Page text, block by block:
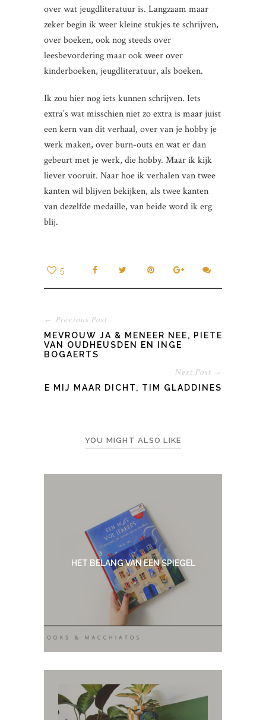
over wat jeugdliteratuur is. Langzaam maar
zeker begin ik weer kleine stukjes te schrijven,
over boeken, ook nog steeds over
leesbevordering maar ook weer over
kinderboeken, jeugdliteratuur, als boeken.
Ik zou hier nog iets kunnen schrijven. Iets
extra’s wat misschien niet zo extra is maar juist
een kern van dit verhaal, over van je hobby je
werk maken, over burn-outs en wat er dan
gebeurt met je werk, die hobby. Maar ik kijk
liever vooruit. Naar hoe ik verhalen van twee
kanten wil blijven bekijken, als twee kanten
van dezelfde medaille, van beide word ik erg
blij.
5
← Previous Post
MEVROUW JA & MENEER NEE, PIETER
VAN OUDHEUSDEN EN INGE
BOGAERTS
Next Post →
DOE MIJ MAAR DICHT, TIM GLADDINES
YOU MIGHT ALSO LIKE
HET BELANG VAN EEN SPIEGEL